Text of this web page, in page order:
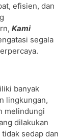
efisien, dan
Kami
segala
banyak
lingkungan,
melindungi
dilakukan
sedap dan